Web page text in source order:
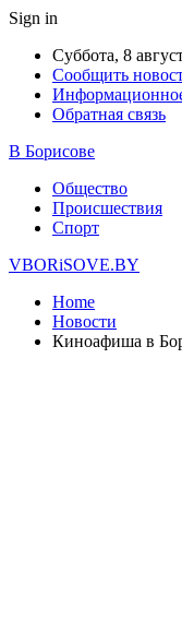
Sign in
Суббота, 8
Сообщить
Обратная связь
В Борисове
Общество
Происшествия
Спорт
VBORiSOVE.BY
Home
Новости
Киноафиша в